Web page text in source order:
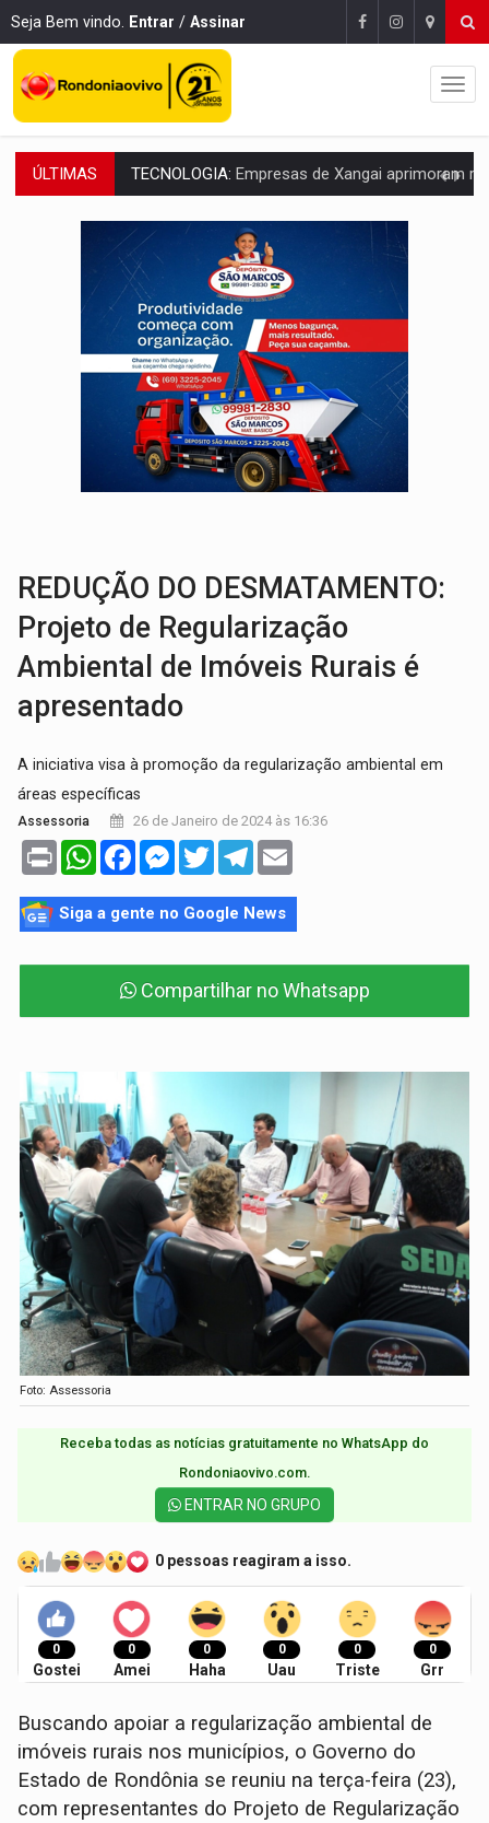
Seja Bem vindo. Entrar / Assinar
ÚLTIMAS PROTEGE A TERRA:China descobre como explodir asteroide com bomba
VÍDEO:Motociclista morre após bater na traseira de
PARECE UM NUGGET: Essa receita com frango virou o meu
EMPREENDEDORISMO: 7 negócios que podem começar com pouco dinheiro e
GIGANTE DA AMÉRICA:Brasil reúne dimensão continental e posição
INDEPENDÊNCIA:10 dicas importantes para quem quer
VARCENA:Cientistas descobrem nova espécie de rã em florestas
BARGANHA:Vai comprar celular usado? Veja como consultar o
REDUÇÃO DO DESMATAMENTO:
Projeto de Regularização
Ambiental de Imóveis Rurais é
apresentado
A iniciativa visa à promoção da regularização ambiental em
áreas específicas
Assessoria 26 de Janeiro de 2024 às 16:36
Print WhatsAppFacebookMessenger
TwitterTelegram
Siga a gente no Google News
Compartilhar no Whatsapp
Foto: Assessoria
Receba todas as notícias gratuitamente no WhatsApp do
Rondoniaovivo.com.​
ENTRAR NO GRUPO
0 pessoas reagiram a isso.
0
Gostei
0
Amei
0
Haha
0
Uau
0
Triste
0
Grr
Buscando apoiar a regularização ambiental de
imóveis rurais nos municípios, o Governo do
Estado de Rondônia se reuniu na terça-feira (23),
com representantes do Projeto de Regularização